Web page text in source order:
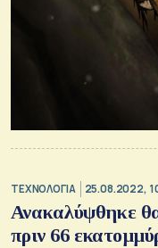
ΤΕΧΝΟΛΟΓΙΑ 25.08.2022,
Ανακαλύψθηκε
πριν 66